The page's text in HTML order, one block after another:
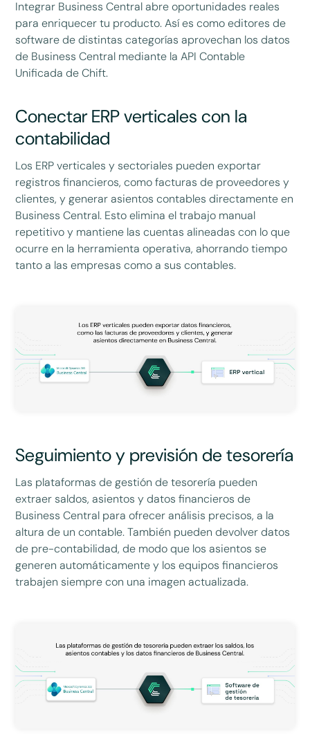
Integrar Business Central abre oportunidades reales
para enriquecer tu producto. Así es como editores de
software de distintas categorías aprovechan los datos
de Business Central mediante la API Contable
Unificada de Chift.
Conectar ERP verticales con la
contabilidad
Los ERP verticales y sectoriales pueden exportar
registros financieros, como facturas de proveedores y
clientes, y generar asientos contables directamente en
Business Central. Esto elimina el trabajo manual
repetitivo y mantiene las cuentas alineadas con lo que
ocurre en la herramienta operativa, ahorrando tiempo
tanto a las empresas como a sus contables.
Seguimiento y previsión de tesorería
Las plataformas de gestión de tesorería pueden
extraer saldos, asientos y datos financieros de
Business Central para ofrecer análisis precisos, a la
altura de un contable. También pueden devolver datos
de pre-contabilidad, de modo que los asientos se
generen automáticamente y los equipos financieros
trabajen siempre con una imagen actualizada.